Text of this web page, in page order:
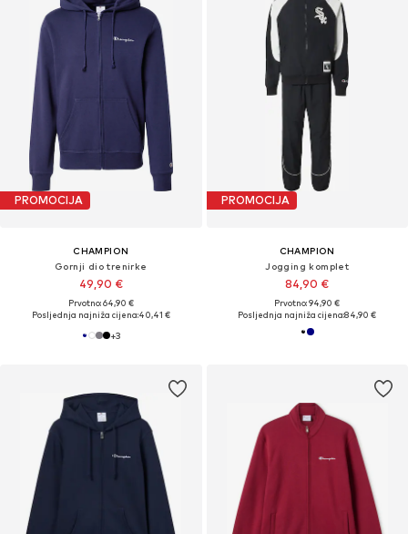
PROMOCIJA
CHAMPION
Gornji dio trenirke
49,90 €
Prvotno: 64,90 €
Posljednja najniža cijena:40,41 €
+3
PROMOCIJA
CHAMPION
Jogging komplet
84,90 €
Prvotno: 94,90 €
Posljednja najniža cijena:84,90 €